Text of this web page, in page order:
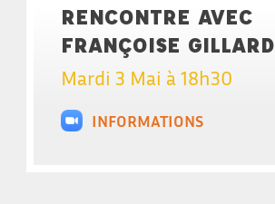
RENCONTRE AVEC
FRANÇOISE GILLARD
Mardi 3 Mai à 18h30
INFORMATIONS